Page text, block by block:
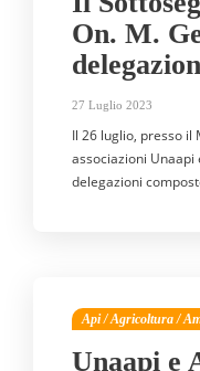
On. M.
27 Luglio 2023
Il 26 luglio, presso il
associazioni
delegazioni
Api / Agricoltura /
Unaapi e